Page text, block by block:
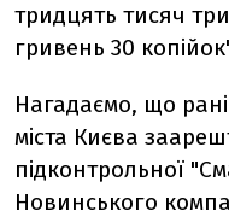
тридцять тисяч
гривень 30
Нагадаємо, що
міста Києва
підконтрольної
Новинського